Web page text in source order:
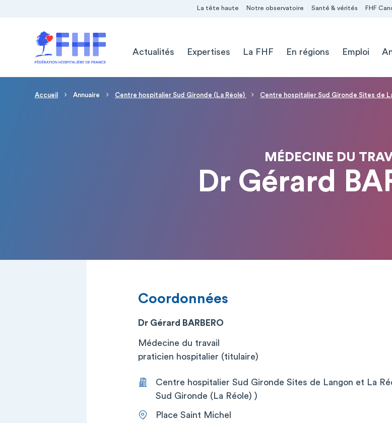
La tête haute Notre observatoire Santé & vérités FHF
Actualités
Expertises La FHF En régions Emploi
Fil d'Ariane
Accueil Annuaire Centre hospitalier Sud Gironde (La Réole) Centre hospitalier Sud Gironde Sites de
MÉDECINE DU
Dr Gérard
Coordonnées
Dr Gérard BARBERO
Médecine du travail
praticien hospitalier (titulaire)
Centre hospitalier Sud Gironde Sites de Langon et La
Sud Gironde (La Réole) )
Place Saint Michel